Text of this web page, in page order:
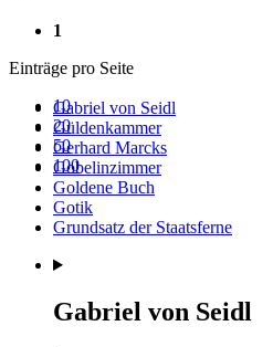
1
Einträge pro Seite
10
20
50
100
Gabriel von Seidl
Güldenkammer
Gerhard Marcks
Gobelinzimmer
Goldene Buch
Gotik
Grundsatz der Staatsferne
Gabriel von Seidl